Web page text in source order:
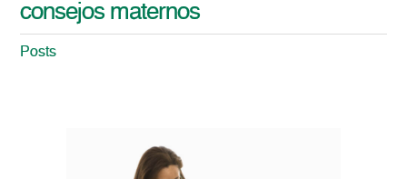
consejos maternos
Posts